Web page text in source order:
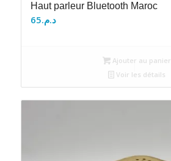
Haut parleur Bluetooth Maroc
د.م.65
Ajouter au panier
Voir les détails